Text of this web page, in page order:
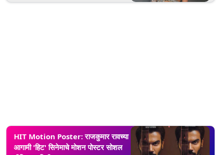
HIT Motion Poster: राजकुमार रावच्या
आगामी 'हिट' सिनेमाचे मोशन पोस्टर सोशल